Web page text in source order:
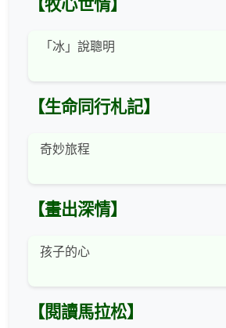
【牧心世情】
「冰」說聰明
【生命同行札記】
奇妙旅程
【畫出深情】
孩子的心
【閱讀馬拉松】